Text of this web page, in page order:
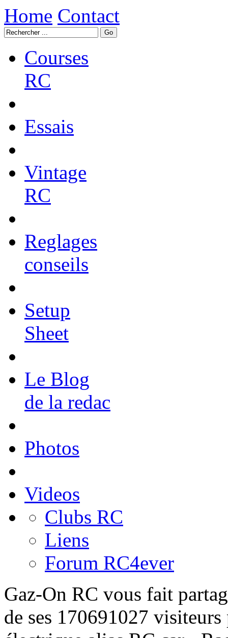
Home Contact
Courses
RC
Essais
Vintage
RC
Reglages
conseils
Setup
Sheet
Le Blog
de la redac
Photos
Videos
Clubs RC
Liens
Forum RC4ever
Gaz-On RC vous fait
de ses 170691027